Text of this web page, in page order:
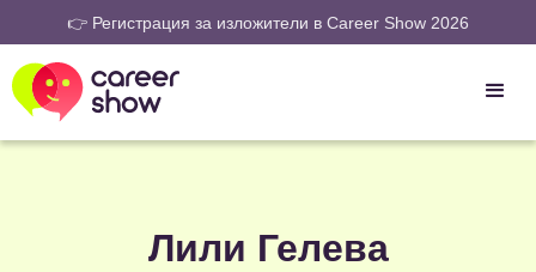
👉 Регистрация за изложители в Career Show 2026
Лили Гелева